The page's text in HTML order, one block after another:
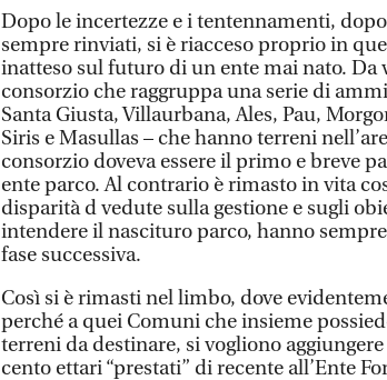
Dopo le incertezze e i tentennamenti,
sempre rinviati, si è riacceso proprio in
inatteso sul futuro di un ente mai nato. Da
consorzio che raggruppa una serie di
Santa Giusta, Villaurbana, Ales, Pau,
Siris e Masullas – che hanno terreni
consorzio doveva essere il primo e breve
ente parco. Al contrario è rimasto in vita
disparità d vedute sulla gestione e sugli
intendere il nascituro parco, hanno
fase successiva.
Così si è rimasti nel limbo, dove
perché a quei Comuni che insieme
terreni da destinare, si vogliono
cento ettari “prestati” di recente all’Ente